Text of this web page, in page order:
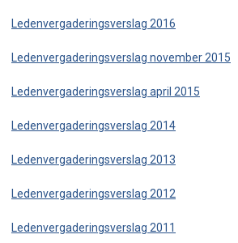
Ledenvergaderingsverslag 2016
Ledenvergaderingsverslag november 2015
Ledenvergaderingsverslag april 2015
Ledenvergaderingsverslag 2014
Ledenvergaderingsverslag 2013
Ledenvergaderingsverslag 2012
Ledenvergaderingsverslag 2011